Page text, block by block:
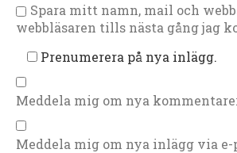
Spara mitt namn, mail och
webbläsaren tills nästa gång jag
Prenumerera på nya inlägg.
Meddela mig om nya
Meddela mig om nya inlägg via e-